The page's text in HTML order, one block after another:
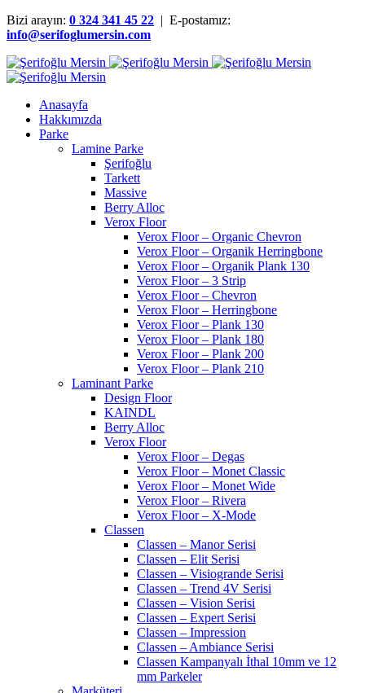
Bizi arayın: 0 324 341 45 22 | E-postamız:
info@serifoglumersin.com
Anasayfa
Hakkımızda
Parke
Lamine Parke
Şerifoğlu
Tarkett
Massive
Berry Alloc
Verox Floor
Verox Floor – Organic Chevron
Verox Floor – Organik Herringbone
Verox Floor – Organik Plank 130
Verox Floor – 3 Strip
Verox Floor – Chevron
Verox Floor – Herringbone
Verox Floor – Plank 130
Verox Floor – Plank 180
Verox Floor – Plank 200
Verox Floor – Plank 210
Laminant Parke
Design Floor
KAINDL
Berry Alloc
Verox Floor
Verox Floor – Degas
Verox Floor – Monet Classic
Verox Floor – Monet Wide
Verox Floor – Rivera
Verox Floor – X-Mode
Classen
Classen – Manor Serisi
Classen – Elit Serisi
Classen – Visiogrande Serisi
Classen – Trend 4V Serisi
Classen – Vision Serisi
Classen – Expert Serisi
Classen – Impression
Classen – Ambiance Serisi
Classen Kampanyalı İthal 10mm ve 12
mm Parkeler